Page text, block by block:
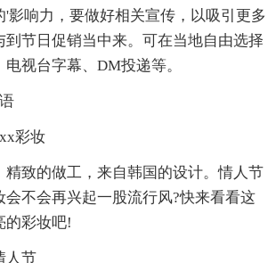
响力，要做好相关宣传，以吸引更多
到节日促销当中来。可在当地自由选择
视台字幕、DM投递等。
彩妆
致的做工，来自韩国的设计。情人节
会不会再兴起一股流行风?快来看看这
的彩妆吧!
节